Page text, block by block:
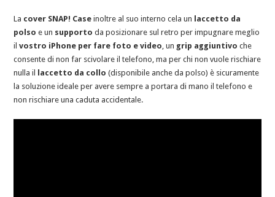
La cover SNAP! Case inoltre al suo interno cela un laccetto da
polso e un supporto da posizionare sul retro per impugnare meglio
ilvostro iPhone per fare foto e video, un grip aggiuntivo che
consente di non far scivolare il telefono, ma per chi non vuole rischiare
nulla il
laccetto da collo (disponibile anche da polso) è sicuramente
la soluzione ideale per avere sempre a portara di mano il telefono e
non rischiare una caduta accidentale.